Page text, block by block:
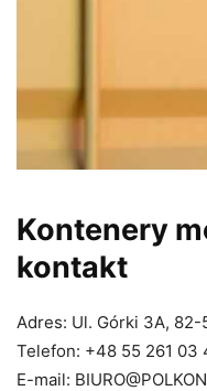
Kontenery
kontakt
Adres: Ul. Górki 3A, 82-
Telefon: +48 55 261 03
E-mail: